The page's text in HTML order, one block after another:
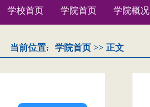
学校首页 学院首页 学院概况
当前位置: 学院首页 >> 正文